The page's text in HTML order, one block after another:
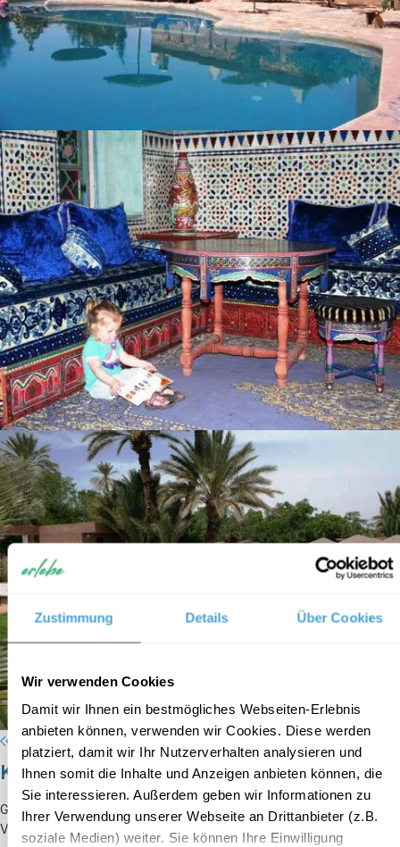
Zustimmung Details Über Cookies
Wir verwenden Cookies
Damit wir Ihnen ein bestmögliches Webseiten-Erlebnis
anbieten können, verwenden wir Cookies. Diese werden
platziert, damit wir Ihr Nutzerverhalten analysieren und
Ihnen somit die Inhalte und Anzeigen anbieten können, die
Sie interessieren. Außerdem geben wir Informationen zu
Ihrer Verwendung unserer Webseite an Drittanbieter (z.B.
soziale Medien) weiter. Sie können Ihre Einwilligung
Kategorie 5: Komfortunterkunft
Genießen sie den Ausblick von der Dachterrasse Ihres Riads in
Von hier aus haben Sie einen tollen Blick.